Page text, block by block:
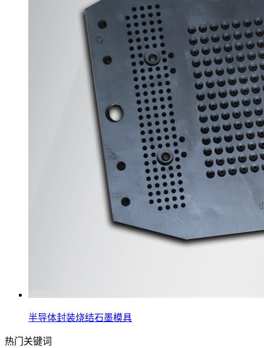
半导体封装烧结石墨模具
热门关键词